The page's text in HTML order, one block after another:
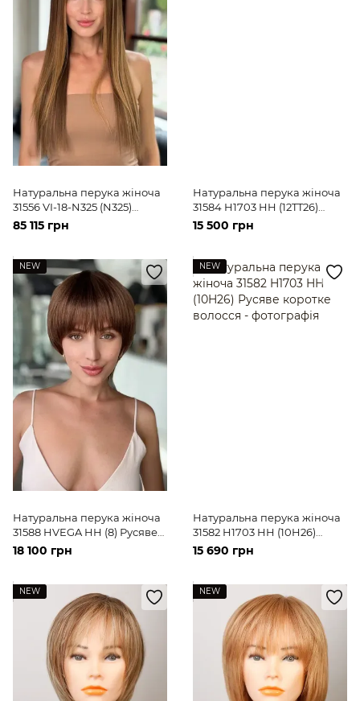
Натуральна перука жіноча
31556 VI-18-N325 (N325)
Русяве довге волосся
85 115 грн
Натуральна перука жіноча
31584 H1703 HH (12TT26)
Русяве коротке волосся
15 500 грн
NEW
Натуральна перука жіноча
31588 HVEGA HH (8) Русяве
волосся середньої довжини
18 100 грн
NEW
Натуральна перука жіноча
31582 H1703 HH (10H26)
Русяве коротке волосся
15 690 грн
NEW NEW